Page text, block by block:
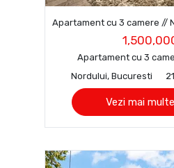
Apartament cu 3 camere //
Apartament cu 3
Nordului, Bucuresti
Vezi mai